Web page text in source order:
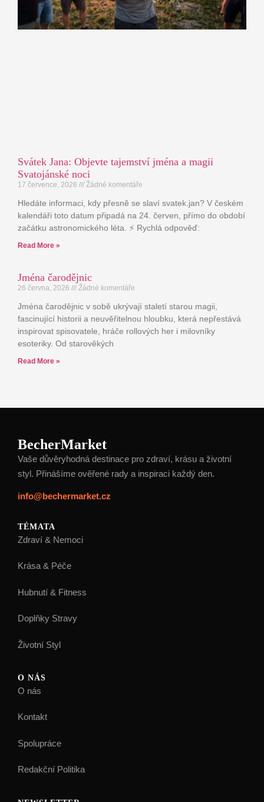
Svátek Jana: Objevte tajemství jména a magii
Svatojánské noci
17 července, 2026 Žádné komentáře
Hledáte informaci, kdy přesně se slaví svatek.jan? V českém
kalendáři toto datum připadá na 24. červen, přímo do období
začátku astronomického léta. ⚡ Rychlá odpověď:
Read More »
Jména čarodějnic
26 června, 2026 Žádné komentáře
Jména čarodějnic v sobě ukrývají staletí starou magii,
fascinující historii a neuvěřitelnou hloubku, která nepřestává
inspirovat spisovatele, hráče rollových her i milovníky
esoteriky. Od starověkých
Read More »
BecherMarket
Vaše důvěryhodná destinace pro zdraví, krásu a životní
styl. Přinášíme ověřené rady a inspiraci každý den.
info@bechermarket.cz
TÉMATA
Zdraví & Nemoci
Krása & Péče
Hubnutí & Fitness
Doplňky Stravy
Životní Styl
O NÁS
O nás
Kontakt
Spolupráce
Redakční Politika